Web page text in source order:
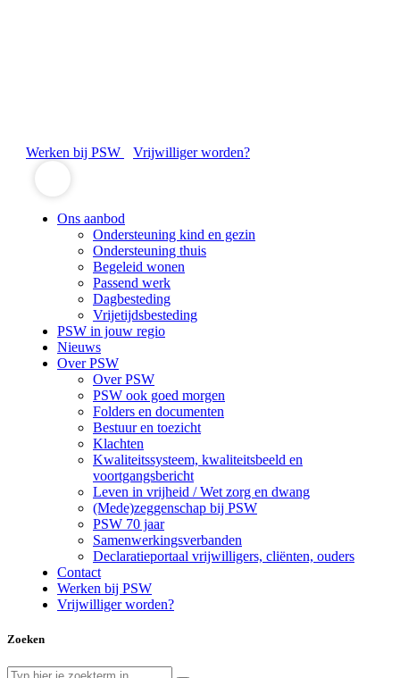
Werken bij PSW Vrijwilliger worden?
Ons aanbod
Ondersteuning kind en gezin
Ondersteuning thuis
Begeleid wonen
Passend werk
Dagbesteding
Vrijetijdsbesteding
PSW in jouw regio
Nieuws
Over PSW
Over PSW
PSW ook goed morgen
Folders en documenten
Bestuur en toezicht
Klachten
Kwaliteitssysteem, kwaliteitsbeeld en
voortgangsbericht
Leven in vrijheid / Wet zorg en dwang
(Mede)zeggenschap bij PSW
PSW 70 jaar
Samenwerkingsverbanden
Declaratieportaal vrijwilligers, cliënten, ouders
Contact
Werken bij PSW
Vrijwilliger worden?
Zoeken